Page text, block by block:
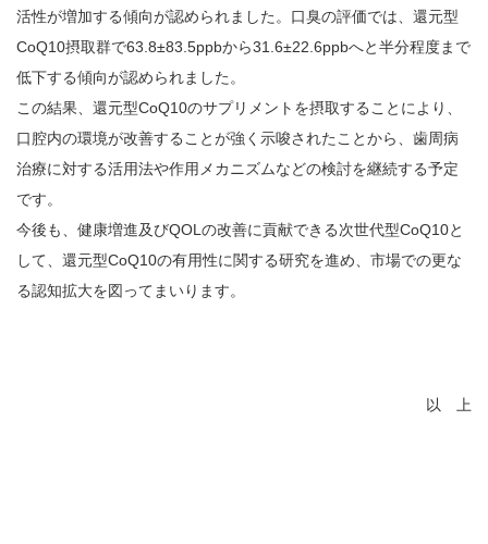
活性が増加する傾向が認められました。口臭の評価では、還元型
CoQ10摂取群で63.8±83.5ppbから31.6±22.6ppbへと半分程度まで
低下する傾向が認められました。
この結果、還元型CoQ10のサプリメントを摂取することにより、
口腔内の環境が改善することが強く示唆されたことから、歯周病
治療に対する活用法や作用メカニズムなどの検討を継続する予定
です。
今後も、健康増進及びQOLの改善に貢献できる次世代型CoQ10と
して、還元型CoQ10の有用性に関する研究を進め、市場での更な
る認知拡大を図ってまいります。
以 上